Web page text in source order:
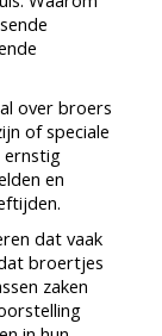
over broers
of speciale
ernstig
en
dat vaak
broertjes
zaken